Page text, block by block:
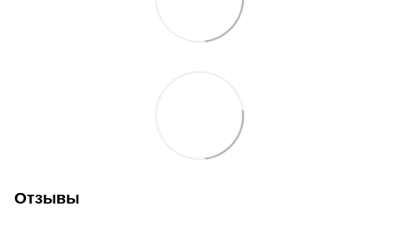
Отзывы